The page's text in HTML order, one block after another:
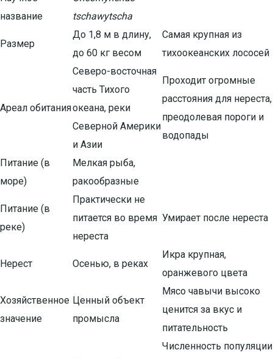
название
tschawytscha
Размер
До 1,8 м в длину,
до 60 кг весом
Самая крупная из
тихоокеанских лососей
Ареал обитания
Северо-восточная
часть Тихого
океана, реки
Северной Америки
и Азии
Проходит огромные
расстояния для нереста,
преодолевая пороги и
водопады
Питание (в
море)
Мелкая рыба,
ракообразные
Питание (в
реке)
Практически не
питается во время
нереста
Умирает после нереста
Нерест Осенью, в реках
Икра крупная,
оранжевого цвета
Хозяйственное
значение
Ценный объект
промысла
Мясо чавычи высоко
ценится за вкус и
питательность
Численность популяции